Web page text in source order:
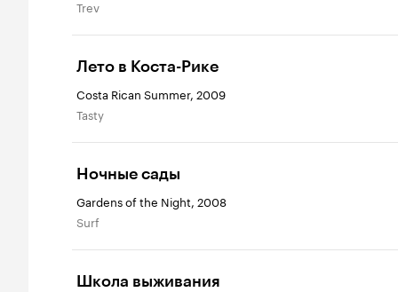
Trev
Лето в Коста-Рике
Costa Rican Summer, 2009
Tasty
Ночные сады
Gardens of the Night, 2008
Surf
Школа выживания